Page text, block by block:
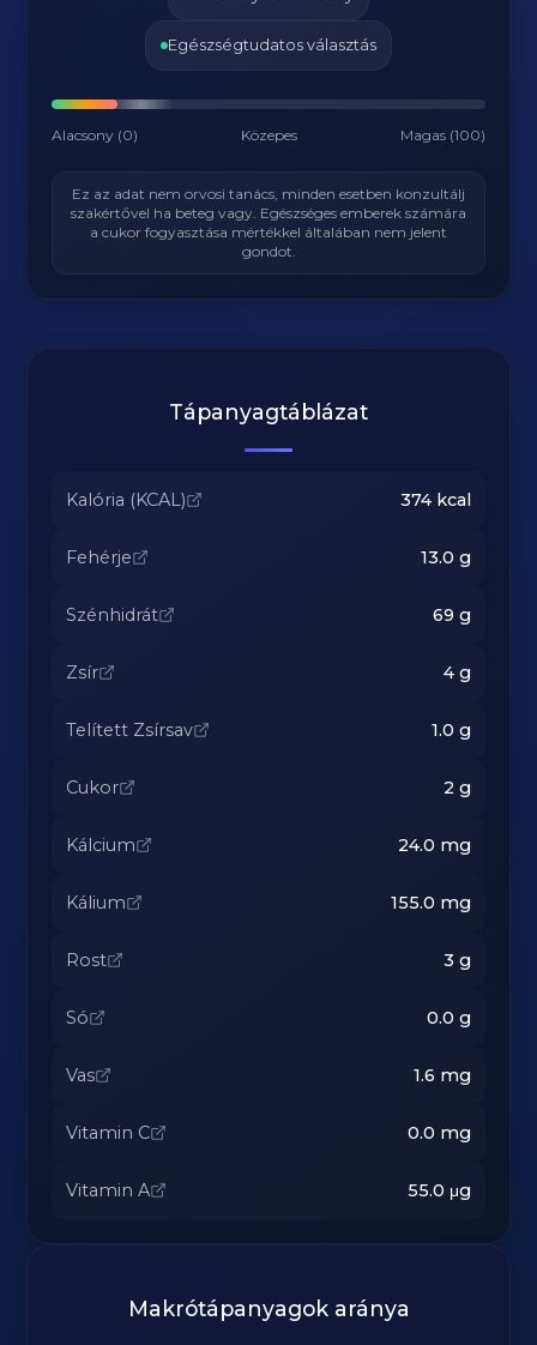
Egészségtudatos választás
Alacsony (0) Közepes Magas (100)
Ez az adat nem orvosi tanács, minden esetben konzultálj
szakértővel ha beteg vagy. Egészséges emberek számára
a cukor fogyasztása mértékkel általában nem jelent
gondot.
Tápanyagtáblázat
Kalória (KCAL) 374kcal
Fehérje 13.0 g
Szénhidrát 69 g
Zsír 4g
Telített Zsírsav 1.0 g
Cukor 2 g
Kálcium 24.0 mg
Kálium 155.0 mg
Rost 3 g
Só 0.0 g
Vas 1.6 mg
Vitamin C 0.0 mg
Vitamin A 55.0 μg
Makrótápanyagok aránya